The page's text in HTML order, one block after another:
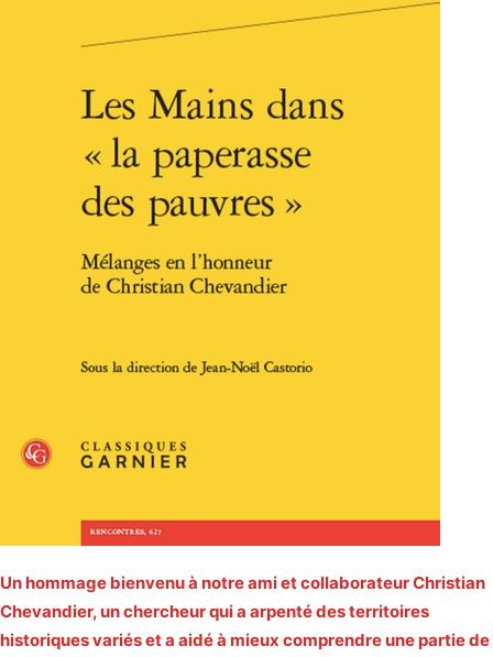
Un hommage bienvenu à notre ami et collaborateur Christian
Chevandier, un chercheur qui a arpenté des territoires
historiques variés et a aidé à mieux comprendre une partie de